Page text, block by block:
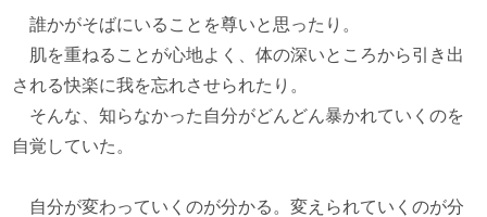
誰かがそばにいることを尊いと思ったり。
肌を重ねることが心地よく、体の深いところから引き出
される快楽に我を忘れさせられたり。
そんな、知らなかった自分がどんどん暴かれていくのを
自覚していた。
自分が変わっていくのが分かる。変えられていくのが分